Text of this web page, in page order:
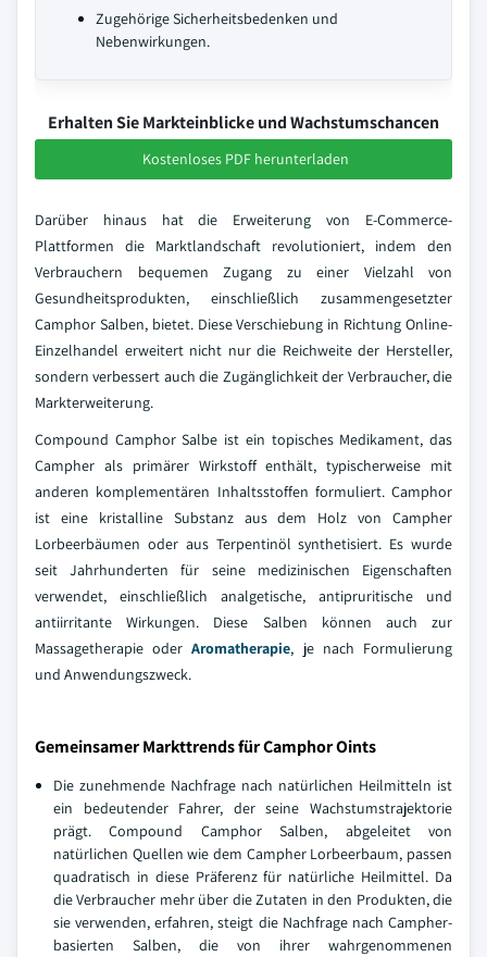
Zugehörige Sicherheitsbedenken und
Nebenwirkungen.
Erhalten Sie Markteinblicke und Wachstumschancen
Kostenloses PDF herunterladen
Darüber hinaus hat die Erweiterung von E-Commerce-
Plattformen die Marktlandschaft revolutioniert, indem den
Verbrauchern bequemen Zugang zu einer Vielzahl von
Gesundheitsprodukten, einschließlich zusammengesetzter
Camphor Salben, bietet. Diese Verschiebung in Richtung Online-
Einzelhandel erweitert nicht nur die Reichweite der Hersteller,
sondern verbessert auch die Zugänglichkeit der Verbraucher, die
Markterweiterung.
Compound Camphor Salbe ist ein topisches Medikament, das
Campher als primärer Wirkstoff enthält, typischerweise mit
anderen komplementären Inhaltsstoffen formuliert. Camphor
ist eine kristalline Substanz aus dem Holz von Campher
Lorbeerbäumen oder aus Terpentinöl synthetisiert. Es wurde
seit Jahrhunderten für seine medizinischen Eigenschaften
verwendet, einschließlich analgetische, antipruritische und
antiirritante Wirkungen. Diese Salben können auch zur
Massagetherapie oderAromatherapie, je nach Formulierung
und Anwendungszweck.
Gemeinsamer Markttrends für Camphor Oints
Die zunehmende Nachfrage nach natürlichen Heilmitteln ist
ein bedeutender Fahrer, der seine Wachstumstrajektorie
prägt. Compound Camphor Salben, abgeleitet von
natürlichen Quellen wie dem Campher Lorbeerbaum, passen
quadratisch in diese Präferenz für natürliche Heilmittel. Da
die Verbraucher mehr über die Zutaten in den Produkten, die
sie verwenden, erfahren, steigt die Nachfrage nach Campher-
basierten Salben, die von ihrer wahrgenommenen